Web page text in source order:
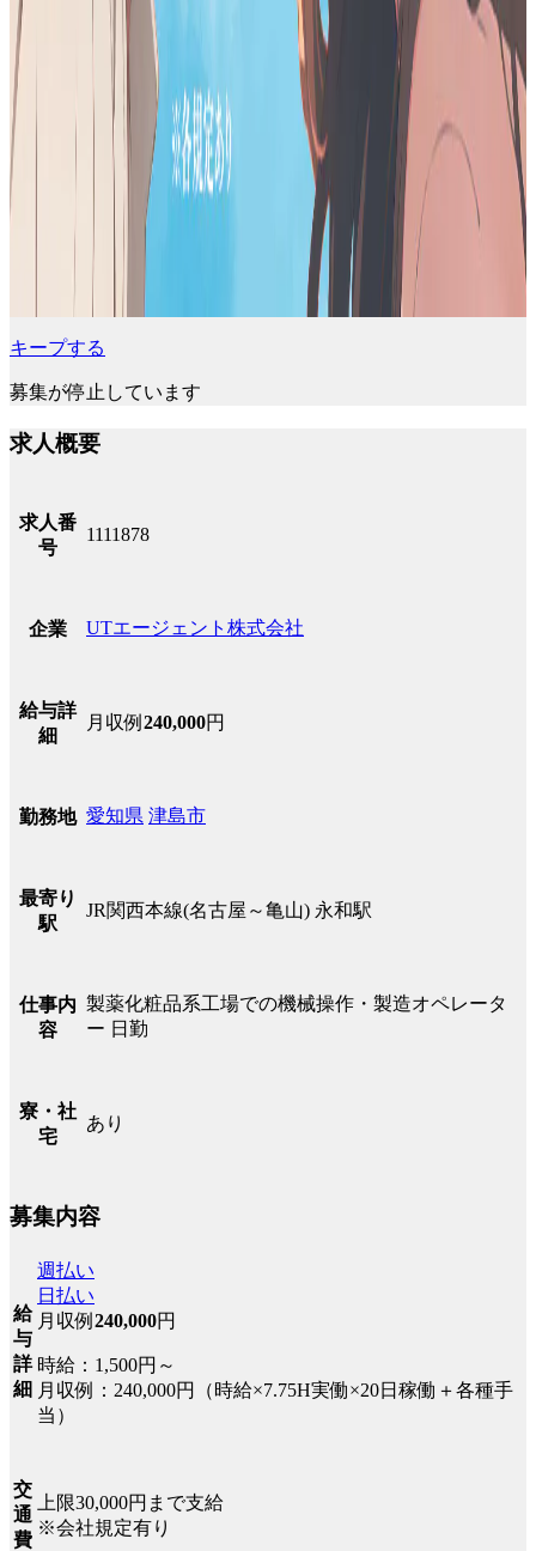
キープする
募集が停止しています
求人概要
求人番
号
1111878
企業 UTエージェント株式会社
給与詳
細
月収例 240,000円
勤務地 愛知県 津島市
最寄り
駅
JR関西本線(名古屋～亀山) 永和駅
仕事内
容
製薬化粧品系工場での機械操作・製造オペレータ
ー 日勤
寮・社
宅
あり
募集内容
給
与
詳
細
週払い
日払い
月収例 240,000円
時給：1,500円～
月収例：240,000円（時給×7.75H実働×20日稼働＋各種手
当）
交
通
費
上限30,000円まで支給
※会社規定有り